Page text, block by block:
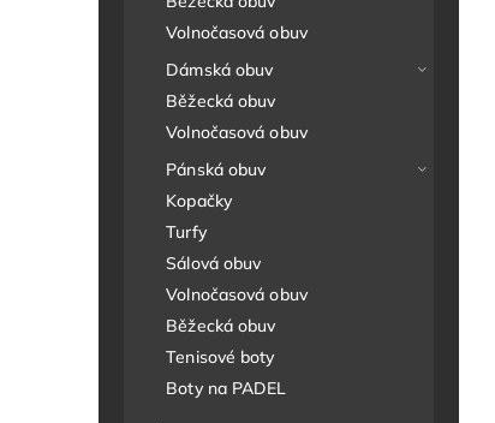
Volnočasová obuv
Dámská obuv
Běžecká obuv
Volnočasová obuv
Pánská obuv
Kopačky
Turfy
Sálová obuv
Volnočasová obuv
Běžecká obuv
Tenisové boty
Boty na PADEL